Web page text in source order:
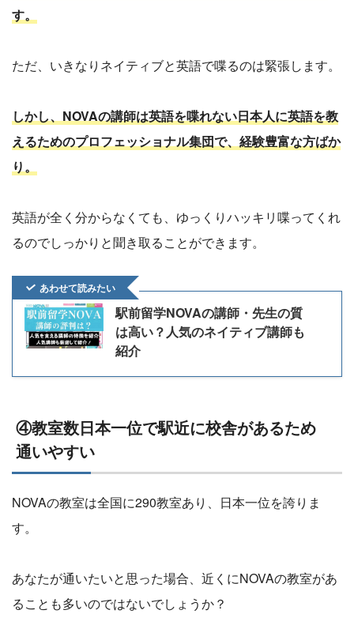
す。
ただ、いきなりネイティブと英語で喋るのは緊張します。
しかし、NOVAの講師は英語を喋れない日本人に英語を教
えるためのプロフェッショナル集団で、経験豊富な方ばか
り。
英語が全く分からなくても、ゆっくりハッキリ喋ってくれ
るのでしっかりと聞き取ることができます。
あわせて読みたい
駅前留学NOVAの講師・先生の質
は高い？人気のネイティブ講師も
紹介
④教室数日本一位で駅近に校舎があるため
通いやすい
NOVAの教室は全国に290教室あり、日本一位を誇りま
す。
あなたが通いたいと思った場合、近くにNOVAの教室があ
ることも多いのではないでしょうか？